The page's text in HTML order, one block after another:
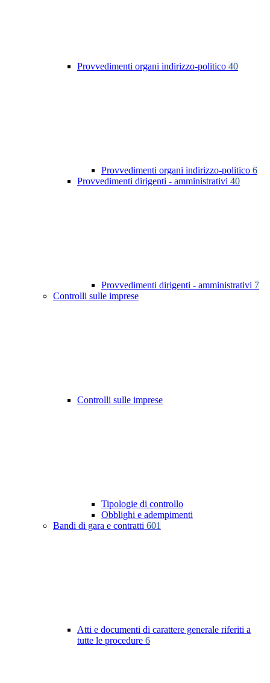
Provvedimenti organi indirizzo-politico 40
Provvedimenti organi indirizzo-politico 6
Provvedimenti dirigenti - amministrativi 40
Provvedimenti dirigenti - amministrativi 7
Controlli sulle imprese
Controlli sulle imprese
Tipologie di controllo
Obblighi e adempimenti
Bandi di gara e contratti 601
Atti e documenti di carattere generale riferiti a
tutte le procedure 6